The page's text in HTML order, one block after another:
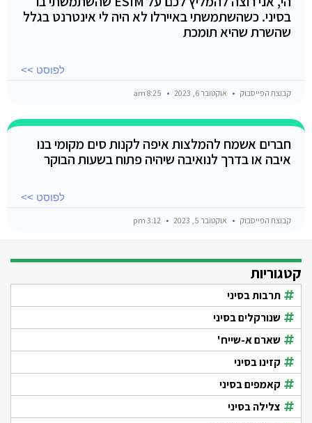
בסיני. כשהשתמשתי באיירלו לא היה לי אינטרנט בגלל
שהשרת שהיא תומכת
לפוסט >>
קבוצת הפייסבוק אוקטובר 6, 2023
חברים אשמח להמלצות איפה לקנות סים מקומי בנו
איבה או בדרך לנואיבה שיהיה פתוח בשעות הבוקר
לפוסט >>
קבוצת הפייסבוק אוקטובר 5, 2023
קטגוריות
תרבות בסיני
שנורקלים בסיני
שארם א-שייח'
קזינו בסיני
קאמפים בסיני
צלילה בסיני